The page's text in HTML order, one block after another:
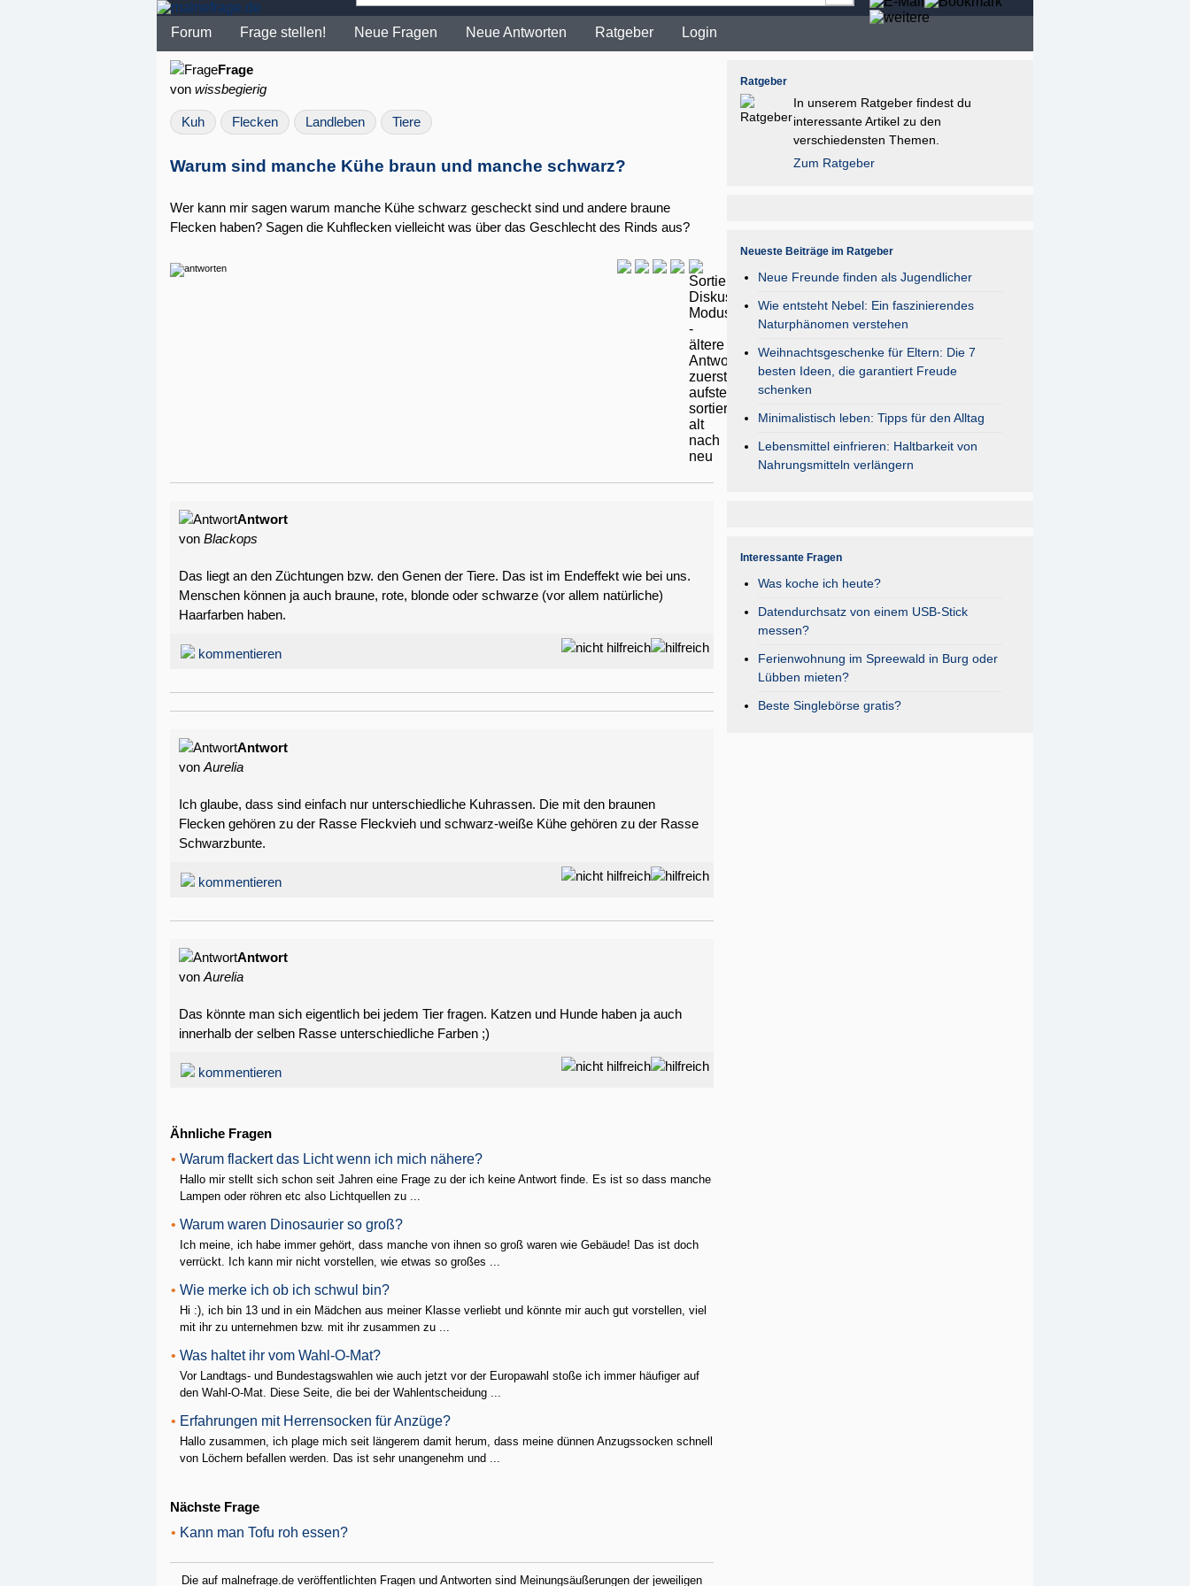
Forum Frage stellen! Neue Fragen Neue Antworten Ratgeber Login
Frage
von wissbegierig
Kuh Flecken Landleben Tiere
Warum sind manche Kühe braun und manche schwarz?
Wer kann mir sagen warum manche Kühe schwarz gescheckt sind und andere braune
Flecken haben? Sagen die Kuhflecken vielleicht was über das Geschlecht des Rinds aus?
Antwort
von Blackops
Das liegt an den Züchtungen bzw. den Genen der Tiere. Das ist im Endeffekt wie bei uns.
Menschen können ja auch braune, rote, blonde oder schwarze (vor allem natürliche)
Haarfarben haben.
kommentieren
Antwort
von Aurelia
Ich glaube, dass sind einfach nur unterschiedliche Kuhrassen. Die mit den braunen
Flecken gehören zu der Rasse Fleckvieh und schwarz-weiße Kühe gehören zu der Rasse
Schwarzbunte.
kommentieren
Antwort
von Aurelia
Das könnte man sich eigentlich bei jedem Tier fragen. Katzen und Hunde haben ja auch
innerhalb der selben Rasse unterschiedliche Farben ;)
kommentieren
Ähnliche Fragen
• Warum flackert das Licht wenn ich mich nähere?
Hallo mir stellt sich schon seit Jahren eine Frage zu der ich keine Antwort finde. Es ist so dass manche
Lampen oder röhren etc also Lichtquellen zu ...
• Warum waren Dinosaurier so groß?
Ich meine, ich habe immer gehört, dass manche von ihnen so groß waren wie Gebäude! Das ist doch
verrückt. Ich kann mir nicht vorstellen, wie etwas so großes ...
• Wie merke ich ob ich schwul bin?
Hi :), ich bin 13 und in ein Mädchen aus meiner Klasse verliebt und könnte mir auch gut vorstellen, viel
mit ihr zu unternehmen bzw. mit ihr zusammen zu ...
• Was haltet ihr vom Wahl-O-Mat?
Vor Landtags- und Bundestagswahlen wie auch jetzt vor der Europawahl stoße ich immer häufiger auf
den Wahl-O-Mat. Diese Seite, die bei der Wahlentscheidung ...
• Erfahrungen mit Herrensocken für Anzüge?
Hallo zusammen, ich plage mich seit längerem damit herum, dass meine dünnen Anzugssocken schnell
von Löchern befallen werden. Das ist sehr unangenehm und ...
Nächste Frage
• Kann man Tofu roh essen?
Die auf malnefrage.de veröffentlichten Fragen und Antworten sind Meinungsäußerungen der jeweiligen
Ratgeber
In unserem Ratgeber findest du
interessante Artikel zu den
verschiedensten Themen.
Zum Ratgeber
Neueste Beiträge im Ratgeber
Neue Freunde finden als Jugendlicher
Wie entsteht Nebel: Ein faszinierendes
Naturphänomen verstehen
Weihnachtsgeschenke für Eltern: Die 7
besten Ideen, die garantiert Freude
schenken
Minimalistisch leben: Tipps für den Alltag
Lebensmittel einfrieren: Haltbarkeit von
Nahrungsmitteln verlängern
Interessante Fragen
Was koche ich heute?
Datendurchsatz von einem USB-Stick
messen?
Ferienwohnung im Spreewald in Burg oder
Lübben mieten?
Beste Singlebörse gratis?